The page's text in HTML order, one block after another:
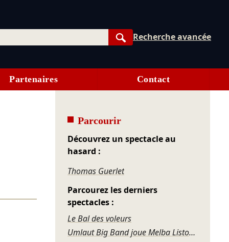
Rechercher
Recherche avancée
Partenaires Contact
Parcourir
Découvrez un spectacle au
hasard :
Thomas Guerlet
Parcourez les derniers
spectacles :
Le Bal des voleurs
Umlaut Big Band joue Melba Liston – Grandma’s Dance